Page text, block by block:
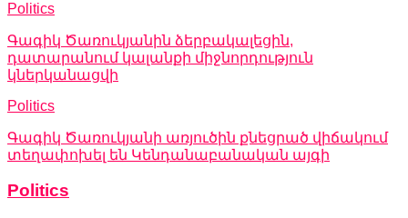
Politics
Գագիկ Ծառուկյանին ձերբակալեցին,
դատարանում կալանքի միջնորդություն
կներկանացվի
Politics
Գագիկ Ծառուկյանի առյուծին քնեցրած վիճակում
տեղափոխել են Կենդանաբանական այգի
Politics